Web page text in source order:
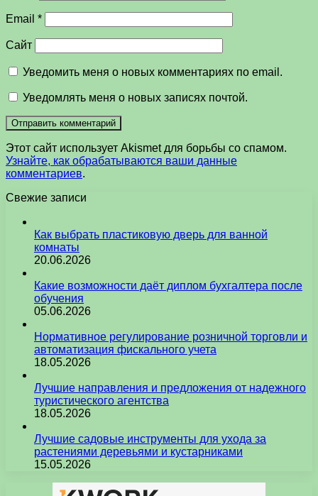
Email *
Сайт
Уведомить меня о новых комментариях по email.
Уведомлять меня о новых записях почтой.
Этот сайт использует Akismet для борьбы со спамом.
Узнайте, как обрабатываются ваши данные
комментариев.
Свежие записи
Как выбрать пластиковую дверь для ванной
комнаты
20.06.2026
Какие возможности даёт диплом бухгалтера после
обучения
05.06.2026
Нормативное регулирование розничной торговли и
автоматизация фискального учета
18.05.2026
Лучшие направления и предложения от надежного
туристического агентства
18.05.2026
Лучшие садовые инструменты для ухода за
растениями деревьями и кустарниками
15.05.2026